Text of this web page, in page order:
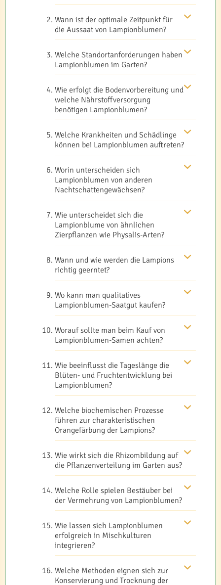
Wann ist der optimale Zeitpunkt für
die Aussaat von Lampionblumen?
Welche Standortanforderungen haben
Lampionblumen im Garten?
Wie erfolgt die Bodenvorbereitung und
welche Nährstoffversorgung
benötigen Lampionblumen?
Welche Krankheiten und Schädlinge
können bei Lampionblumen auftreten?
Worin unterscheiden sich
Lampionblumen von anderen
Nachtschattengewächsen?
Wie unterscheidet sich die
Lampionblume von ähnlichen
Zierpflanzen wie Physalis-Arten?
Wann und wie werden die Lampions
richtig geerntet?
Wo kann man qualitatives
Lampionblumen-Saatgut kaufen?
Worauf sollte man beim Kauf von
Lampionblumen-Samen achten?
Wie beeinflusst die Tageslänge die
Blüten- und Fruchtentwicklung bei
Lampionblumen?
Welche biochemischen Prozesse
führen zur charakteristischen
Orangefärbung der Lampions?
Wie wirkt sich die Rhizombildung auf
die Pflanzenverteilung im Garten aus?
Welche Rolle spielen Bestäuber bei
der Vermehrung von Lampionblumen?
Wie lassen sich Lampionblumen
erfolgreich in Mischkulturen
integrieren?
Welche Methoden eignen sich zur
Konservierung und Trocknung der